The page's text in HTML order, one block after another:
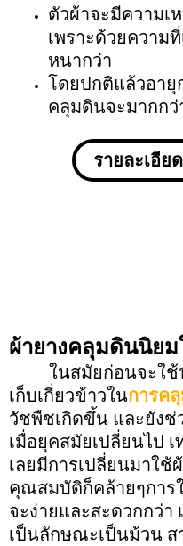
ตัวผ้าจะมีความเ
เพราะด้วยความ
หนากว่า
โดยปกติแล้วอายุ
คลุมดินจะมากก
รายละเอี
ผ้ายางคลุมดินนิยม
ในสมัยก่อนจะใช้ฟ
เก็บเกี่ยวข้าวในการค
วัชพืชเกิดขึ้น และยัง
เมื่อยุคสมัยเปลี่ยนไป
เลยมีการเปลี่ยนมาใ
คุณสมบัติก็คล้ายๆการ
จะง่ายและสะดวกกว่า
เป็นลักษณะเป็นม้วน ส